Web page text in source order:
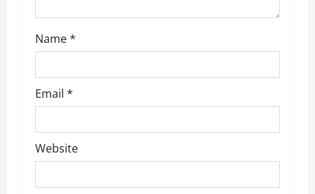
Name*
Email *
Website